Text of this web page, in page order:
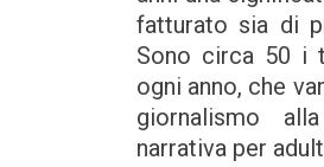
fatturato sia di
Sono circa 50 i
ogni anno, che
giornalismo
narrativa per